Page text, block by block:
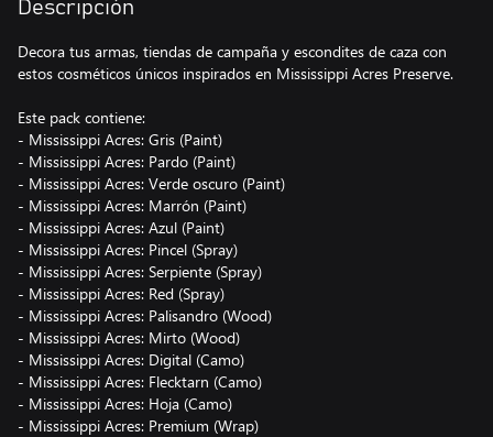
Descripción
Decora tus armas, tiendas de campaña y escondites de caza con
estos cosméticos únicos inspirados en Mississippi Acres Preserve.
Este pack contiene:
- Mississippi Acres: Gris (Paint)
- Mississippi Acres: Pardo (Paint)
- Mississippi Acres: Verde oscuro (Paint)
- Mississippi Acres: Marrón (Paint)
- Mississippi Acres: Azul (Paint)
- Mississippi Acres: Pincel (Spray)
- Mississippi Acres: Serpiente (Spray)
- Mississippi Acres: Red (Spray)
- Mississippi Acres: Palisandro (Wood)
- Mississippi Acres: Mirto (Wood)
- Mississippi Acres: Digital (Camo)
- Mississippi Acres: Flecktarn (Camo)
- Mississippi Acres: Hoja (Camo)
- Mississippi Acres: Premium (Wrap)